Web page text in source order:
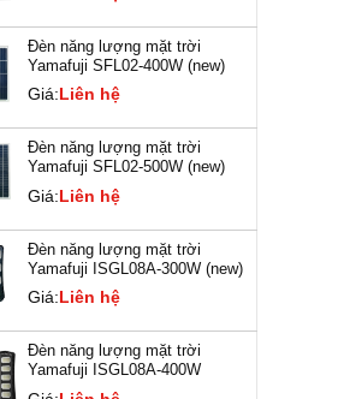
Đèn năng lượng mặt trời
Yamafuji SFL02-400W (new)
Giá:Liên hệ
Đèn năng lượng mặt trời
Yamafuji SFL02-500W (new)
Giá:Liên hệ
Đèn năng lượng mặt trời
Yamafuji ISGL08A-300W (new)
Giá:Liên hệ
Đèn năng lượng mặt trời
Yamafuji ISGL08A-400W